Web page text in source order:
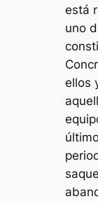
está
uno
ellos